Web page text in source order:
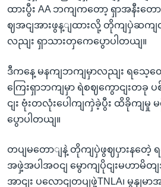
ထားပွီး AA ဘကျကတော့ ရှာအနီးတော
ဈအငျအားဖွန့ျထားလို့ တိုကျပှဲဆကျ
လညျး ရှာသားတှကေပွောပါတယျ။
ဒီကနေ့ မနကျဘကျမှာလညျး ရသေ့တ
ကြေးရှာဘကျမှာ ရဲစဈကွောငျးတခု ပ
ငျး ဗုံးတလုံးပေါကျကှဲခဲ့ပွီး ထိခိုကျ
ပွောပါတယျ။
တပျမတောျနဲ့ တိုကျပှဲဖွဈပှားနတေဲ့ ရ
အဖှဲ့အပါအဝငျ မွောကျပိုငျးမဟာ
အာငျး ပလောငျတပျဖှဲ့TNLA၊ မွနျ